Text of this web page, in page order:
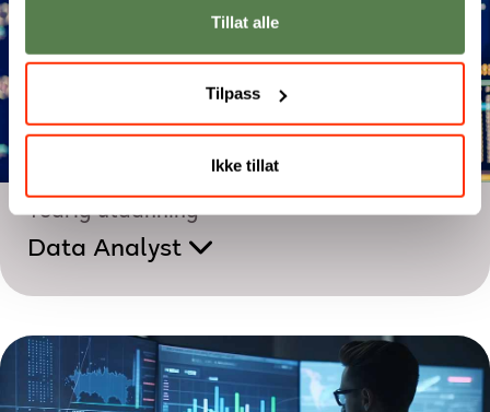
Tillat alle
Tilpass
Ikke tillat
Toårig utdanning
Data Analyst